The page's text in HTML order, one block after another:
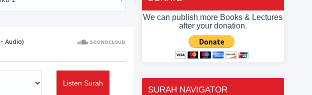
Listen Surah
We can publish more Books & Lectures
after your donation.
SURAH NAVIGATOR